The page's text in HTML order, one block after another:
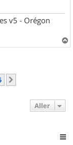
v5 - Orégon
a
Aller